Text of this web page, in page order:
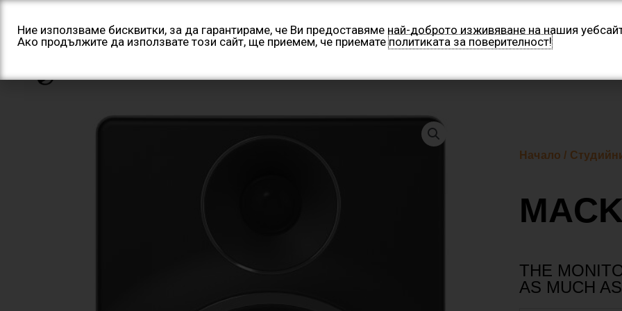
content
Начало Категории Производители Контакти
Начало /
THE
AS MUCH
Ние използваме бисквитки, за да гарантираме, че Ви предоставяме най-доброто изживяване на нашия
Ако продължите да използвате този сайт, ще приемем, че приематеполитиката за поверителност!